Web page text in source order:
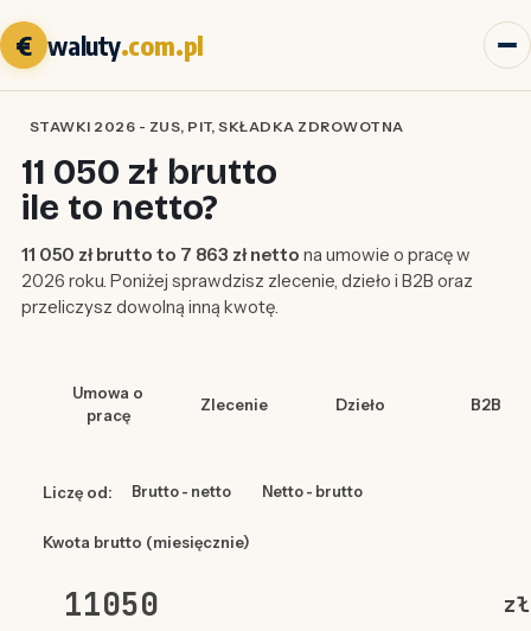
€ waluty.com.pl
STAWKI 2026 - ZUS, PIT, SKŁADKA ZDROWOTNA
11 050 zł brutto
ile to netto?
11 050 zł brutto to 7 863 zł netto na umowie o pracę w
2026 roku. Poniżej sprawdzisz zlecenie, dzieło i B2B oraz
przeliczysz dowolną inną kwotę.
Umowa o
pracę
Zlecenie Dzieło B2B
Liczę od: Brutto - netto Netto - brutto
Kwota brutto (miesięcznie)
zł